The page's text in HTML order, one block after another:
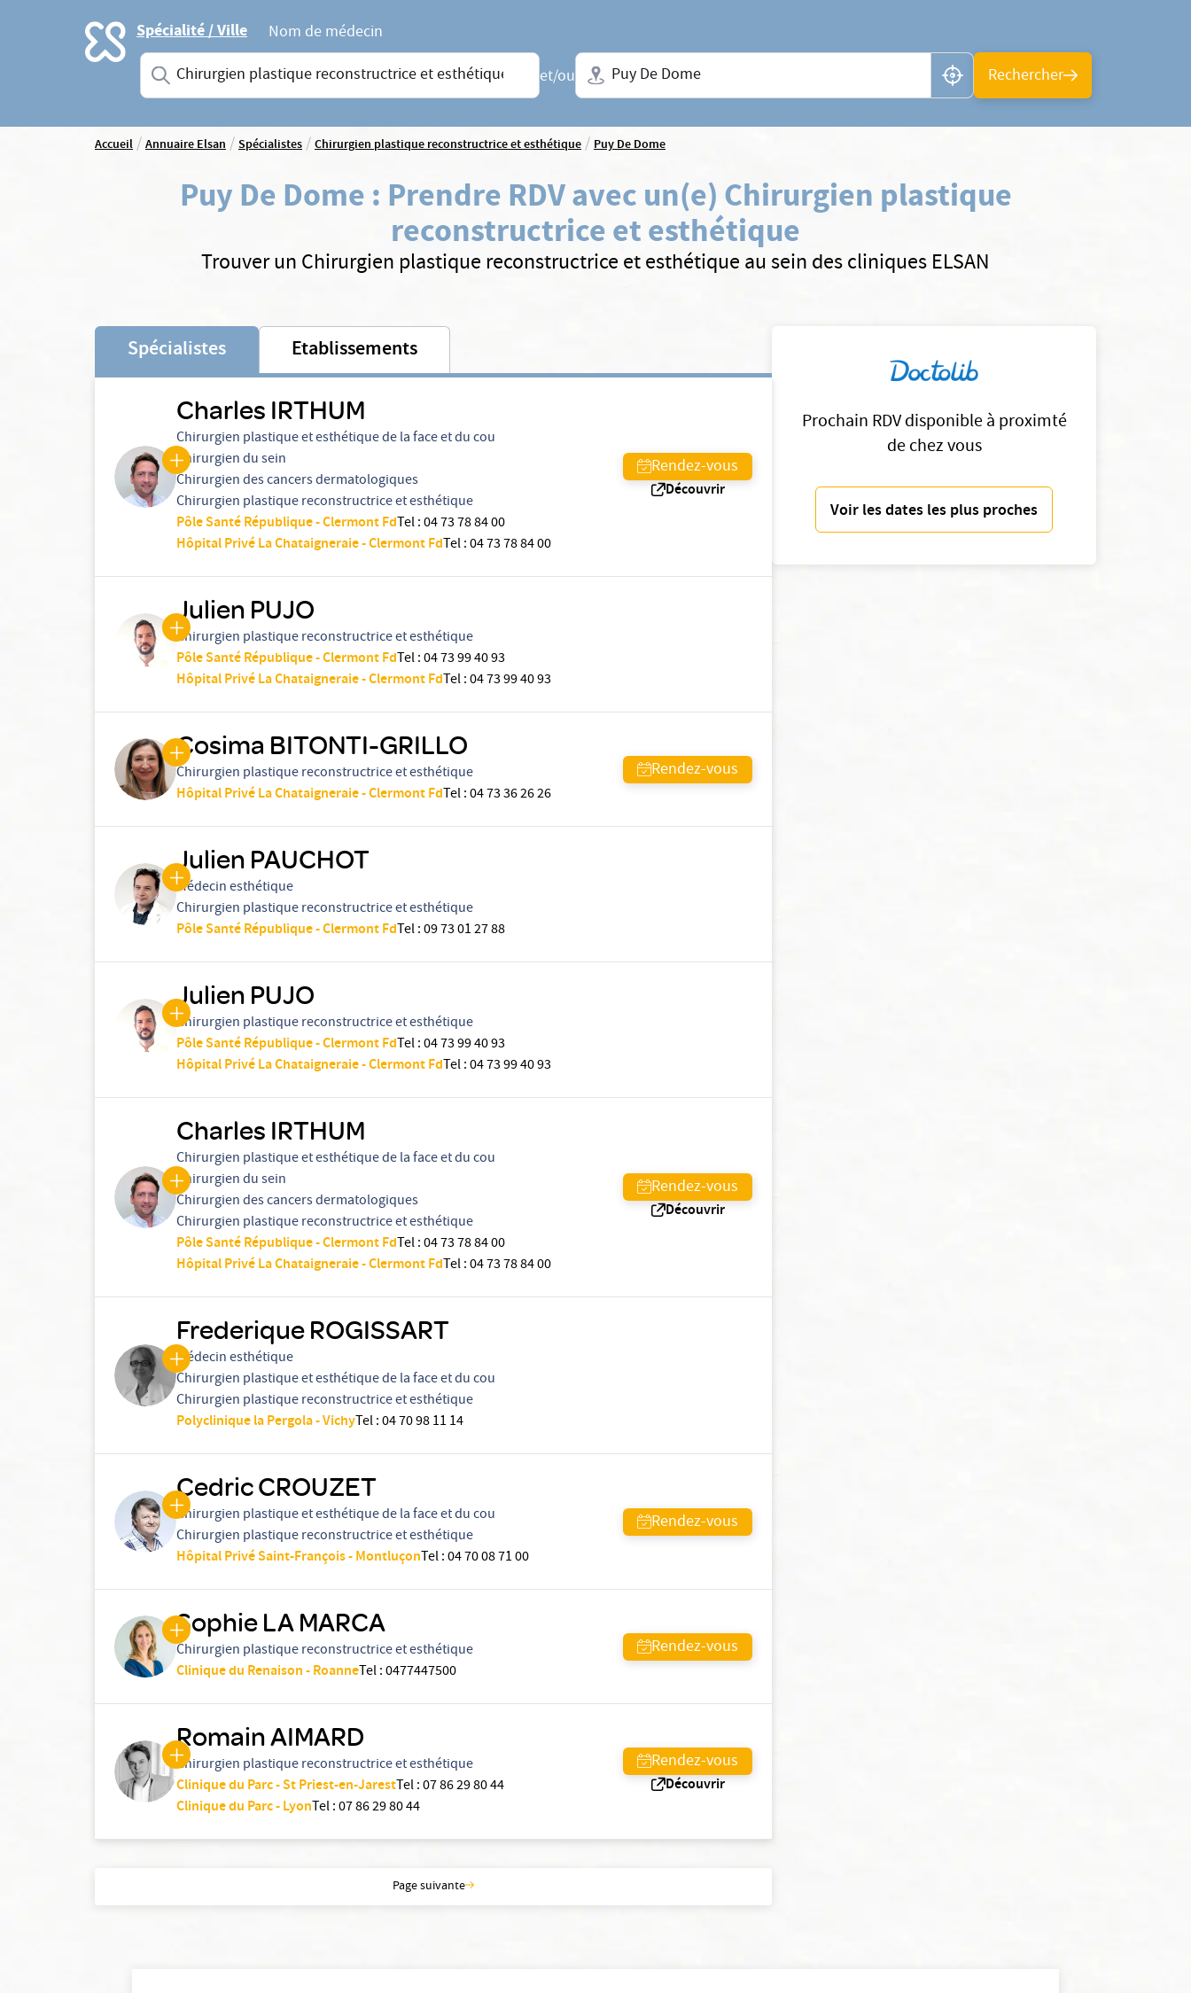
Accueil Spécialité / Ville
Nom de médecin
Saisissez une spécialité ou un service
et/ou
Ville + N° de département, région ou CP
Rechercher
Accueil/Annuaire Elsan/Spécialistes/Chirurgien plastique reconstructrice et esthétique/Puy De Dome
Puy De Dome : Prendre RDV avec un(e) Chirurgien plastique
reconstructrice et esthétique
Trouver un Chirurgien plastique reconstructrice et esthétique au sein des cliniques ELSAN
Prochain RDV disponible à proximté
de chez vous
Voir les dates les plus proches
Spécialistes Etablissements
Charles IRTHUM
Chirurgien plastique et esthétique de la face et du cou
Chirurgien du sein
Chirurgien des cancers dermatologiques
Chirurgien plastique reconstructrice et esthétique
Pôle Santé République - Clermont FdTel:04 73 78 84 00
Hôpital Privé La Chataigneraie - Clermont FdTel:04 73 78 84 00
Rendez-vous
Découvrir
Julien PUJO
Chirurgien plastique reconstructrice et esthétique
Pôle Santé République - Clermont FdTel:04 73 99 40 93
Hôpital Privé La Chataigneraie - Clermont FdTel:04 73 99 40 93
Cosima BITONTI-GRILLO
Chirurgien plastique reconstructrice et esthétique
Hôpital Privé La Chataigneraie - Clermont FdTel:04 73 36 26 26
Rendez-vous
Julien PAUCHOT
Médecin esthétique
Chirurgien plastique reconstructrice et esthétique
Pôle Santé République - Clermont FdTel:09 73 01 27 88
Julien PUJO
Chirurgien plastique reconstructrice et esthétique
Pôle Santé République - Clermont FdTel:04 73 99 40 93
Hôpital Privé La Chataigneraie - Clermont FdTel:04 73 99 40 93
Charles IRTHUM
Chirurgien plastique et esthétique de la face et du cou
Chirurgien du sein
Chirurgien des cancers dermatologiques
Chirurgien plastique reconstructrice et esthétique
Pôle Santé République - Clermont FdTel:04 73 78 84 00
Hôpital Privé La Chataigneraie - Clermont FdTel:04 73 78 84 00
Rendez-vous
Découvrir
Frederique ROGISSART
Médecin esthétique
Chirurgien plastique et esthétique de la face et du cou
Chirurgien plastique reconstructrice et esthétique
Polyclinique la Pergola - VichyTel:04 70 98 11 14
Cedric CROUZET
Chirurgien plastique et esthétique de la face et du cou
Chirurgien plastique reconstructrice et esthétique
Hôpital Privé Saint-François - MontluçonTel:04 70 08 71 00
Rendez-vous
Sophie LA MARCA
Chirurgien plastique reconstructrice et esthétique
Clinique du Renaison - RoanneTel:0477447500
Rendez-vous
Romain AIMARD
Chirurgien plastique reconstructrice et esthétique
Clinique du Parc - St Priest-en-JarestTel:07 86 29 80 44
Clinique du Parc - LyonTel:07 86 29 80 44
Rendez-vous
Découvrir
Page suivante